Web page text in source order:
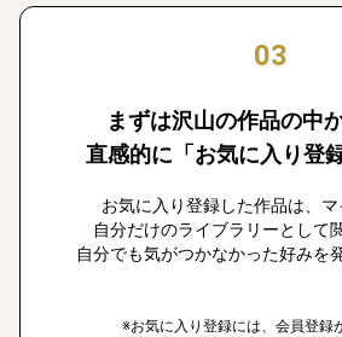
03
まずは沢山の作品の中
直感的に「お気に入り登
お気に入り登録した作品は、
自分だけのライブラリーとして
自分でも気がつかなかった好みを
※お気に入り登録には、会員登録